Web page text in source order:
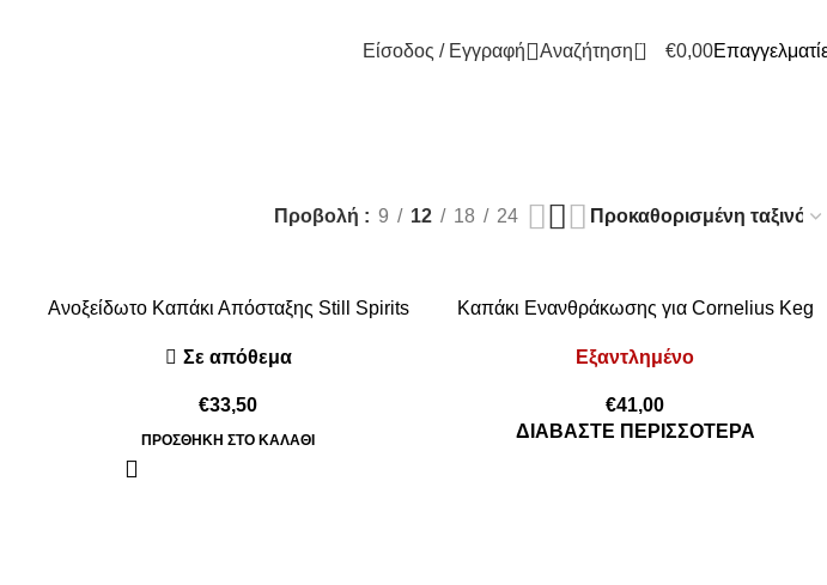
Είσοδος / Εγγραφή Αναζήτηση 0 €0,00
Προβολή 9 12 18 24
Ανοξείδωτο Καπάκι Απόσταξης Still Spirits
Σε απόθεμα
€33,50
ΠΡΟΣΘΉΚΗ ΣΤΟ ΚΑΛΆΘΙ
Καπάκι Ενανθράκωσης για Cornelius Keg
Εξαντλημένο
€41,00
ΔΙΑΒΆΣΤΕ ΠΕΡΙΣΣΌΤΕΡΑ